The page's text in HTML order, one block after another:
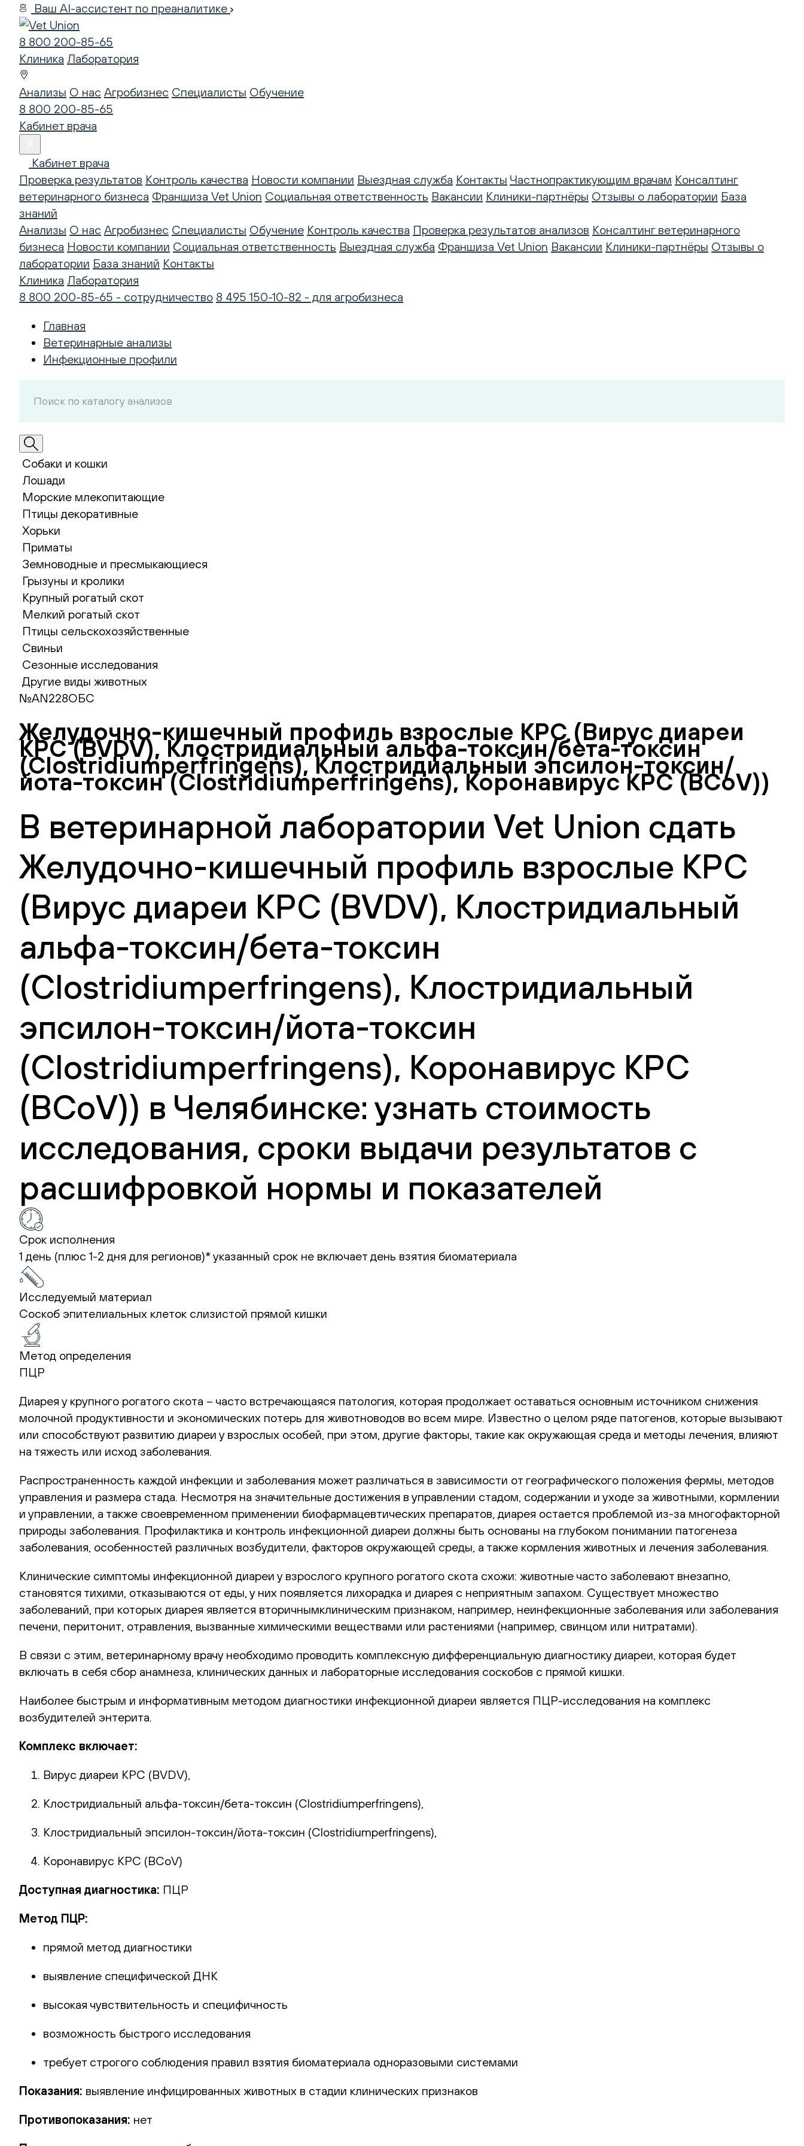
Ваш AI-ассистент по преаналитике
8 800 200-85-65
Клиника Лаборатория
Анализы О нас Агробизнес Специалисты Обучение
8 800 200-85-65
Кабинет врача
Кабинет врача
Проверка результатов Контроль качества Новости компании Выездная служба Контакты Частнопрактикующим врачам Консалтинг
ветеринарного бизнеса Франшиза Vet Union Социальная ответственность Вакансии Клиники-партнёры Отзывы о лаборатории База
знаний
Анализы О нас Агробизнес Специалисты Обучение Контроль качества Проверка результатов анализов Консалтинг ветеринарного
бизнеса Новости компании Социальная ответственность Выездная служба Франшиза Vet Union Вакансии Клиники-партнёры Отзывы о
лаборатории База знаний Контакты
Клиника Лаборатория
8 800 200-85-65 - сотрудничество 8 495 150-10-82 - для агробизнеса
Главная
Ветеринарные анализы
Инфекционные профили
Собаки и кошки
Лошади
Морские млекопитающие
Птицы декоративные
Хорьки
Приматы
Земноводные и пресмыкающиеся
Грызуны и кролики
Крупный рогатый скот
Мелкий рогатый скот
Птицы сельскохозяйственные
Свиньи
Сезонные исследования
Другие виды животных
№AN228ОБС
Желудочно-кишечный профиль взрослые КРС (Вирус диареи
КРС (BVDV), Клостридиальный альфа-токсин/бета-токсин
(Clostridiumperfringens), Клостридиальный эпсилон-токсин/
йота-токсин (Clostridiumperfringens), Коронавирус КРС (BCoV))
В ветеринарной лаборатории Vet Union сдать
Желудочно-кишечный профиль взрослые КРС
(Вирус диареи КРС (BVDV), Клостридиальный
альфа-токсин/бета-токсин
(Clostridiumperfringens), Клостридиальный
эпсилон-токсин/йота-токсин
(Clostridiumperfringens), Коронавирус КРС
(BCoV)) в Челябинске: узнать стоимость
исследования, сроки выдачи результатов с
расшифровкой нормы и показателей
Срок исполнения
1 день (плюс 1-2 дня для регионов)*указанный срок не включает день взятия биоматериала
Исследуемый материал
Соскоб эпителиальных клеток слизистой прямой кишки
Метод определения
ПЦР
Диарея у крупного рогатого скота – часто встречающаяся патология, которая продолжает оставаться основным источником снижения
молочной продуктивности и экономических потерь для животноводов во всем мире. Известно о целом ряде патогенов, которые вызывают
или способствуют развитию диареи у взрослых особей, при этом, другие факторы, такие как окружающая среда и методы лечения, влияют
на тяжесть или исход заболевания.
Распространенность каждой инфекции и заболевания может различаться в зависимости от географического положения фермы, методов
управления и размера стада. Несмотря на значительные достижения в управлении стадом, содержании и уходе за животными, кормлении
и управлении, а также своевременном применении биофармацевтических препаратов, диарея остается проблемой из-за многофакторной
природы заболевания. Профилактика и контроль инфекционной диареи должны быть основаны на глубоком понимании патогенеза
заболевания, особенностей различных возбудители, факторов окружающей среды, а также кормления животных и лечения заболевания.
Клинические симптомы инфекционной диареи у взрослого крупного рогатого скота схожи: животные часто заболевают внезапно,
становятся тихими, отказываются от еды, у них появляется лихорадка и диарея с неприятным запахом. Существует множество
заболеваний, при которых диарея является вторичнымклиническим признаком, например, неинфекционные заболевания или заболевания
печени, перитонит, отравления, вызванные химическими веществами или растениями (например, свинцом или нитратами).
В связи с этим, ветеринарному врачу необходимо проводить комплексную дифференциальную диагностику диареи, которая будет
включать в себя сбор анамнеза, клинических данных и лабораторные исследования соскобов с прямой кишки.
Наиболее быстрым и информативным методом диагностики инфекционной диареи является ПЦР-исследования на комплекс
возбудителей энтерита.
Комплекс включает:
Вирус диареи КРС (BVDV),
Клостридиальный альфа-токсин/бета-токсин (Clostridiumperfringens),
Клостридиальный эпсилон-токсин/йота-токсин (Clostridiumperfringens),
Коронавирус КРС (BCoV)
Доступная диагностика: ПЦР
Метод ПЦР:
прямой метод диагностики
выявление специфической ДНК
высокая чувствительность и специфичность
возможность быстрого исследования
требует строгого соблюдения правил взятия биоматериала одноразовыми системами
Показания: выявление инфицированных животных в стадии клинических признаков
Противопоказания: нет